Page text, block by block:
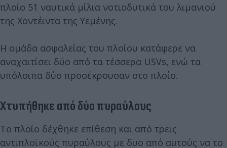
πλοίο 51 ναυτικά μίλια νοτιοδυτικά του λιμανιού
της Χοντέιντα της Υεμένης.
Η ομάδα ασφαλείας του πλοίου κατάφερε να
αναχαιτίσει δύο από τα τέσσερα USVs, ενώ τα
υπόλοιπα δύο προσέκρουσαν στο πλοίο.
Χτυπήθηκε από δύο πυραύλους
Το πλοίο δέχθηκε επίθεση και από τρεις
αντιπλοϊκούς πυραύλους με δυο από αυτούς να το